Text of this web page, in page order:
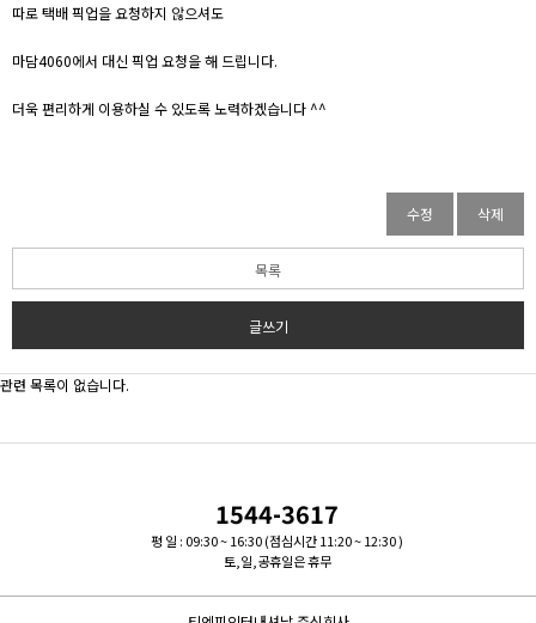
따로 택배 픽업을 요청하지 않으셔도
마담4060에서 대신 픽업 요청을 해 드립니다.
더욱 편리하게 이용하실 수 있도록 노력하겠습니다 ^^
수정 삭제
목록
글쓰기
관련 목록이 없습니다.
1544-3617
평 일 : 09:30 ~ 16:30 (점심시간 11:20 ~ 12:30 )
토,일,공휴일은 휴무